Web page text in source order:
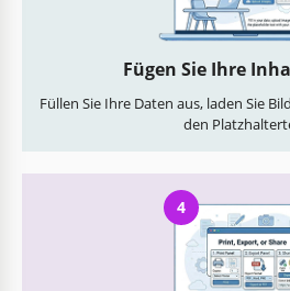
Fügen Sie Ihre
Füllen Sie Ihre Daten aus, laden Sie
den
4